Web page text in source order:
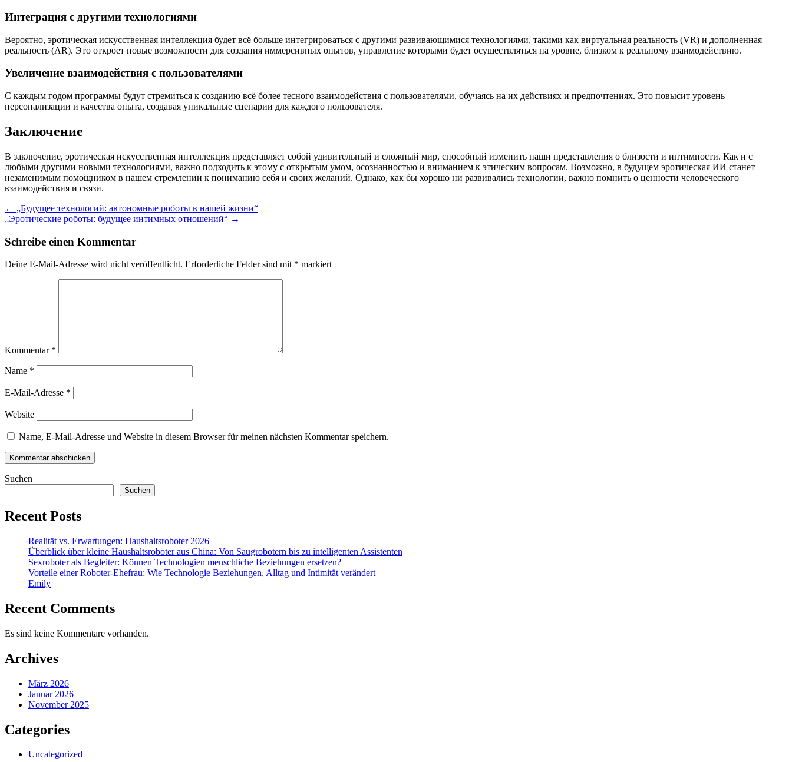
Интеграция с другими технологиями
Вероятно, эротическая искусственная интеллекция будет всё больше интегрироваться с другими развивающимися технологиями, такими как виртуальная реальность (VR) и дополненная
реальность (AR). Это откроет новые возможности для создания иммерсивных опытов, управление которыми будет осуществляться на уровне, близком к реальному взаимодействию.
Увеличение взаимодействия с пользователями
С каждым годом программы будут стремиться к созданию всё более тесного взаимодействия с пользователями, обучаясь на их действиях и предпочтениях. Это повысит уровень
персонализации и качества опыта, создавая уникальные сценарии для каждого пользователя.
Заключение
В заключение, эротическая искусственная интеллекция представляет собой удивительный и сложный мир, способный изменить наши представления о близости и интимности. Как и с
любыми другими новыми технологиями, важно подходить к этому с открытым умом, осознанностью и вниманием к этическим вопросам. Возможно, в будущем эротическая ИИ станет
незаменимым помощником в нашем стремлении к пониманию себя и своих желаний. Однако, как бы хорошо ни развивались технологии, важно помнить о ценности человеческого
взаимодействия и связи.
Post
navigation
← „Будущее технологий: автономные роботы в нашей жизни“
„Эротические роботы: будущее интимных отношений“ →
Schreibe einen Kommentar
Deine E-Mail-Adresse wird nicht veröffentlicht. Erforderliche Felder sind mit * markiert
Kommentar *
Name *
E-Mail-Adresse *
Website
Name, E-Mail-Adresse und Website in diesem Browser für meinen nächsten Kommentar speichern.
Suchen
Suchen
Recent Posts
Realität vs. Erwartungen: Haushaltsroboter 2026
Überblick über kleine Haushaltsroboter aus China: Von Saugrobotern bis zu intelligenten Assistenten
Sexroboter als Begleiter: Können Technologien menschliche Beziehungen ersetzen?
Vorteile einer Roboter-Ehefrau: Wie Technologie Beziehungen, Alltag und Intimität verändert
Emily
Recent Comments
Es sind keine Kommentare vorhanden.
Archives
März 2026
Januar 2026
November 2025
Categories
Uncategorized